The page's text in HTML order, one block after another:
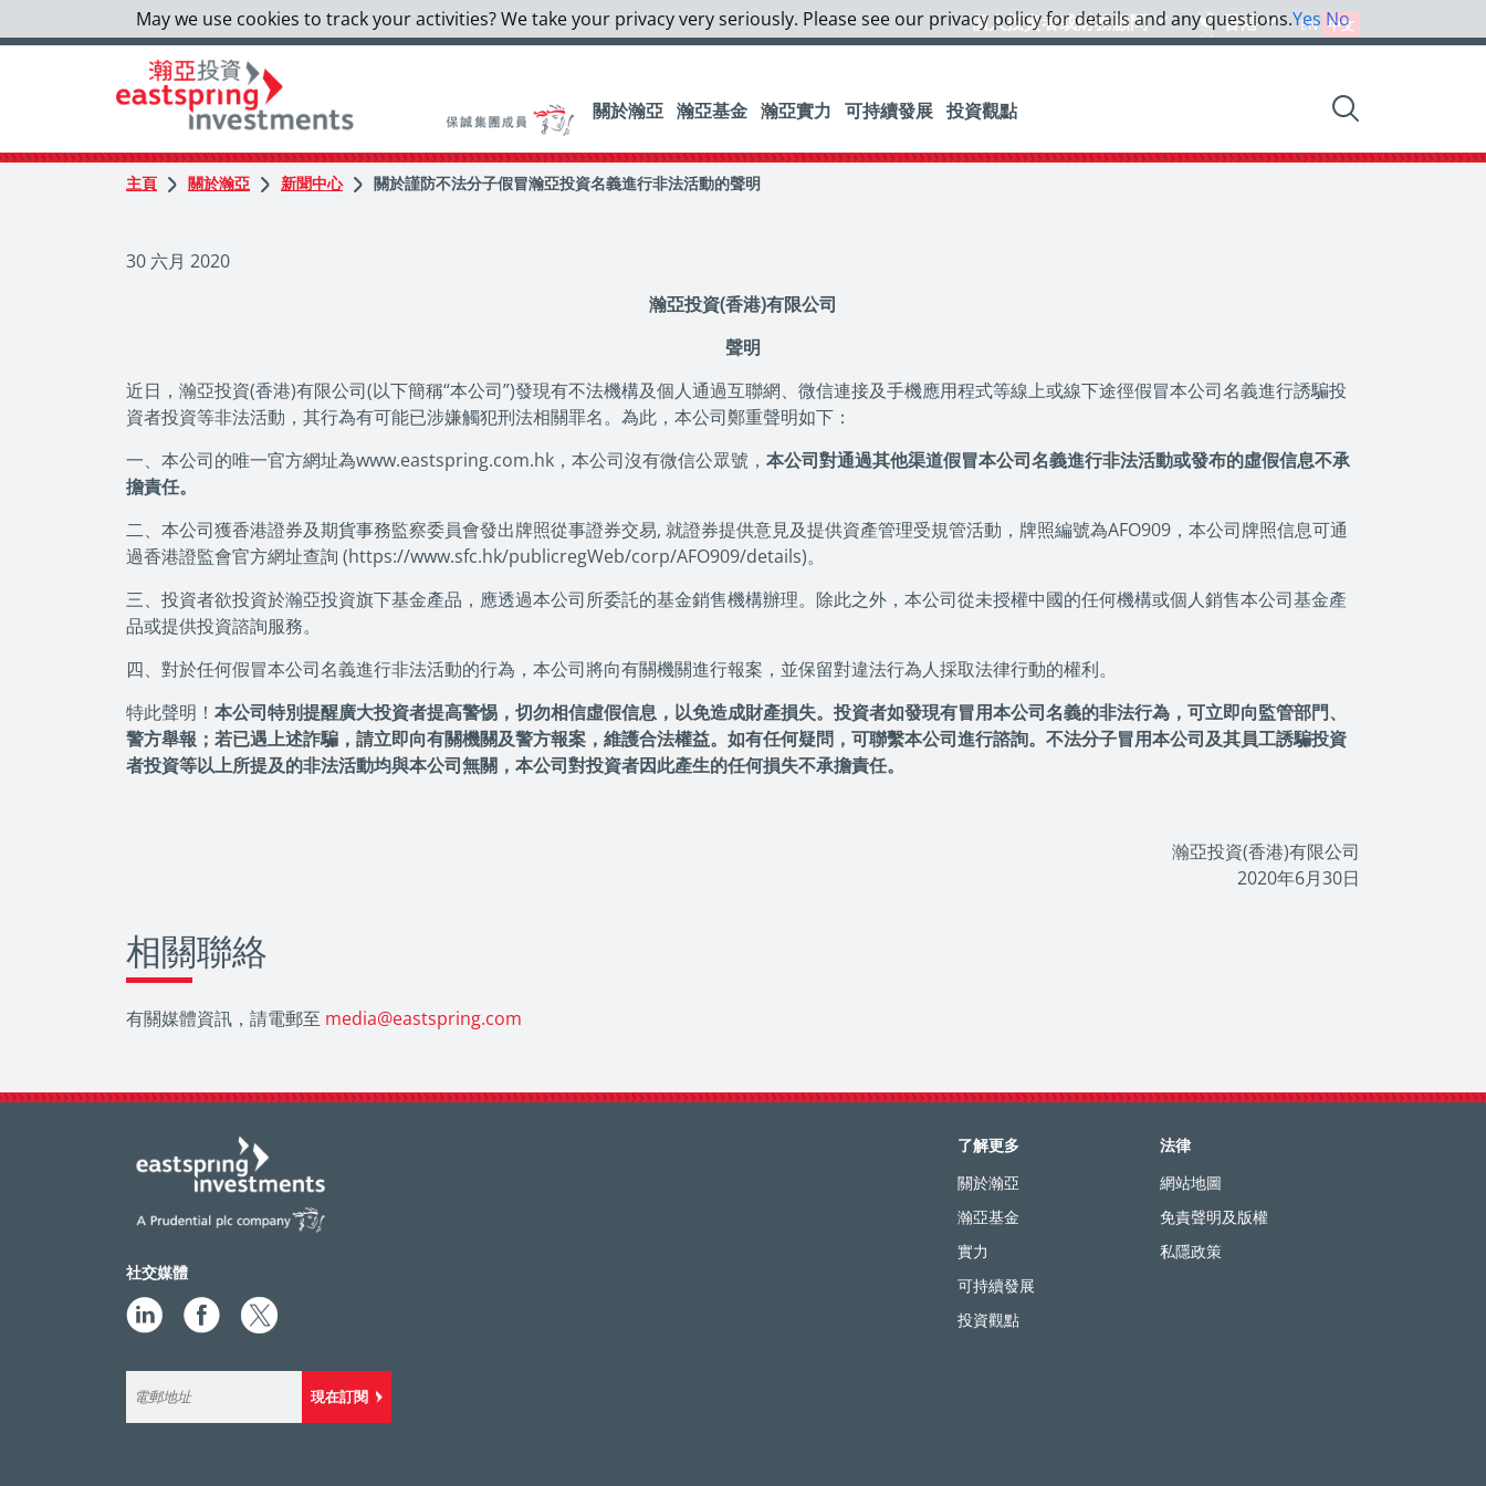
EN 中文
香港
個人投資者或財務顧問
關於瀚亞 瀚亞基金 瀚亞實力 可持續發展 投資觀點
主頁 關於瀚亞 新聞中心 關於謹防不法分子假冒瀚亞投資名義進行非法活動的聲明
30 六月 2020
瀚亞投資(香港)有限公司
聲明
近日，瀚亞投資(香港)有限公司(以下簡稱“本公司”)發現有不法機構及個人通過互聯網、微信連接及手機應用程式等線上或線下途徑假冒本公司名義進行誘騙投
資者投資等非法活動，其行為有可能已涉嫌觸犯刑法相關罪名。為此，本公司鄭重聲明如下：
一、本公司的唯一官方網址為www.eastspring.com.hk，本公司沒有微信公眾號， 本公司對通過其他渠道假冒本公司名義進行非法活動或發布的虛假信息不承
擔責任。
二、本公司獲香港證券及期貨事務監察委員會發出牌照從事證券交易, 就證券提供意見及提供資產管理受規管活動，牌照編號為AFO909，本公司牌照信息可通
過香港證監會官方網址查詢 (https://www.sfc.hk/publicregWeb/corp/AFO909/details)。
三、投資者欲投資於瀚亞投資旗下基金產品，應透過本公司所委託的基金銷售機構辦理。除此之外，本公司從未授權中國的任何機構或個人銷售本公司基金產
品或提供投資諮詢服務。
四、對於任何假冒本公司名義進行非法活動的行為，本公司將向有關機關進行報案，並保留對違法行為人採取法律行動的權利。
特此聲明！ 本公司特別提醒廣大投資者提高警惕，切勿相信虛假信息，以免造成財產損失。投資者如發現有冒用本公司名義的非法行為，可立即向監管部門、
警方舉報；若已遇上述詐騙，請立即向有關機關及警方報案，維護合法權益。如有任何疑問，可聯繫本公司進行諮詢。不法分子冒用本公司及其員工誘騙投資
者投資等以上所提及的非法活動均與本公司無關，本公司對投資者因此產生的任何損失不承擔責任。
瀚亞投資(香港)有限公司
2020年6月30日
相關聯絡
有關媒體資訊，請電郵至 media@eastspring.com
社交媒體
現在訂閱
了解更多
關於瀚亞
瀚亞基金
實力
可持續發展
投資觀點
法律
網站地圖
免責聲明及版權
私隱政策
May we use cookies to track your activities? We take your privacy very seriously. Please see our privacy policy for details and any questions.Yes No